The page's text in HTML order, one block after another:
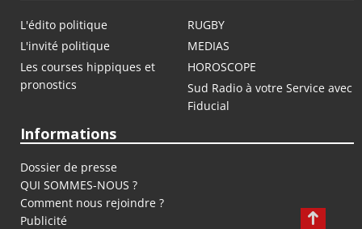
L'édito politique
RUGBY
L'invité politique
MEDIAS
Les courses hippiques et
pronostics
HOROSCOPE
Sud Radio à votre Service avec
Fiducial
Informations
Dossier de presse
QUI SOMMES-NOUS ?
Comment nous rejoindre ?
Publicité